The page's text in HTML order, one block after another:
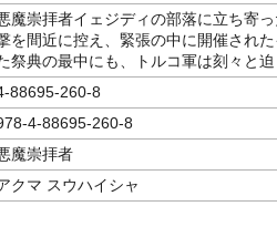
魔崇拝者イェジディの部落に立ち寄
を間近に控え、緊張の中に開催され
祭典の最中にも、トルコ軍は刻々と
88695-260-8
4-88695-260-8
魔崇拝者
クマ スウハイシャ